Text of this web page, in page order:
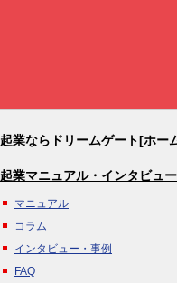
起業ならドリームゲート[ホー
起業マニュアル・インタビュー
マニュアル
コラム
インタビュー・事例
FAQ